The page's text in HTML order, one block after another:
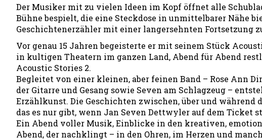
Der Musiker mit zu vielen Ideen im Kopf öffnet alle
Bühne bespielt, die eine Steckdose in unmittelbarer Nähe
Geschichtenerzähler mit einer langersehnten Fortsetzung
Vor genau 15 Jahren begeisterte er mit seinem Stück
in kultigen Theatern im ganzen Land, Abend für Abend
Acoustic Stories 2.
Begleitet von einer kleinen, aber feinen Band – Rose Ann
der Gitarre und Gesang sowie Seven am Schlagzeug –
Erzählkunst. Die Geschichten zwischen, über und während
das es nur gibt, wenn Jan Seven Dettwyler auf dem Ticket
Ein Abend voller Musik, Einblicke in den kreativen,
Abend, der nachklingt – in den Ohren, im Herzen und